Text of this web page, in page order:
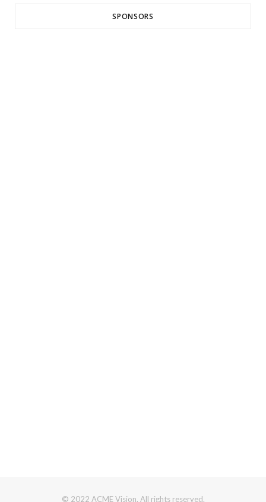
SPONSORS
© 2022 ACME Vision. All rights reserved.